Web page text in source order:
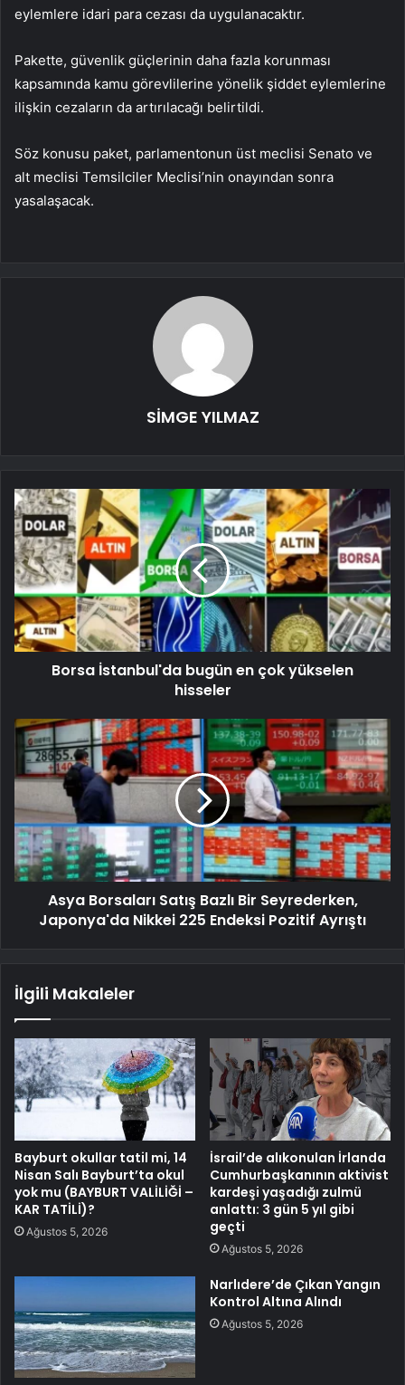
eylemlere idari para cezası da uygulanacaktır.
Pakette, güvenlik güçlerinin daha fazla korunması
kapsamında kamu görevlilerine yönelik şiddet eylemlerine
ilişkin cezaların da artırılacağı belirtildi.
Söz konusu paket, parlamentonun üst meclisi Senato ve
alt meclisi Temsilciler Meclisi’nin onayından sonra
yasalaşacak.
SİMGE YILMAZ
Borsa İstanbul'da bugün en çok yükselen
hisseler
Asya Borsaları Satış Bazlı Bir Seyrederken,
Japonya'da Nikkei 225 Endeksi Pozitif Ayrıştı
İlgili Makaleler
Bayburt okullar tatil mi, 14
Nisan Salı Bayburt’ta okul
yok mu (BAYBURT VALİLİĞİ –
KAR TATİLİ)?
Ağustos 5, 2026
İsrail’de alıkonulan İrlanda
Cumhurbaşkanının aktivist
kardeşi yaşadığı zulmü
anlattı: 3 gün 5 yıl gibi
geçti
Ağustos 5, 2026
Narlıdere’de Çıkan Yangın
Kontrol Altına Alındı
Ağustos 5, 2026